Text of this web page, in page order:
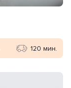
120 мин.